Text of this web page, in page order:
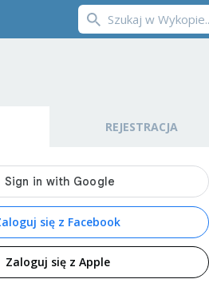
REJESTRACJA
się z Facebook
Zaloguj się z Apple